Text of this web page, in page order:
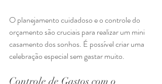
O planejamento cuidadoso e o controle do
orçamento são cruciais para realizar um mini
casamento dos sonhos. É possível criar uma
celebração especial sem gastar muito.
Controle de Gastos com o